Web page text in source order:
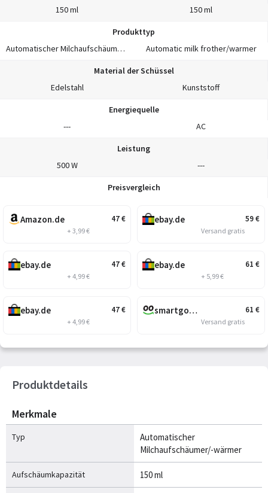
150 ml
150 ml
Produkttyp
Automatischer Milchaufschäumer/-wärmer
Automatic milk frother/warmer
Material der Schüssel
Edelstahl
Kunststoff
Energiequelle
---
AC
Leistung
500 W
---
Preisvergleich
47€
Amazon.de
+ 3,99 €
47€
ebay.de
+ 4,99 €
47€
ebay.de
+ 4,99 €
59€
ebay.de
Versand gratis
61 €
ebay.de
+ 5,99 €
61 €
smartgoods.de
Versand gratis
Produktdetails
Merkmale
Typ
Automatischer
Milchaufschäumer/-wärmer
Aufschäumkapazität 150 ml